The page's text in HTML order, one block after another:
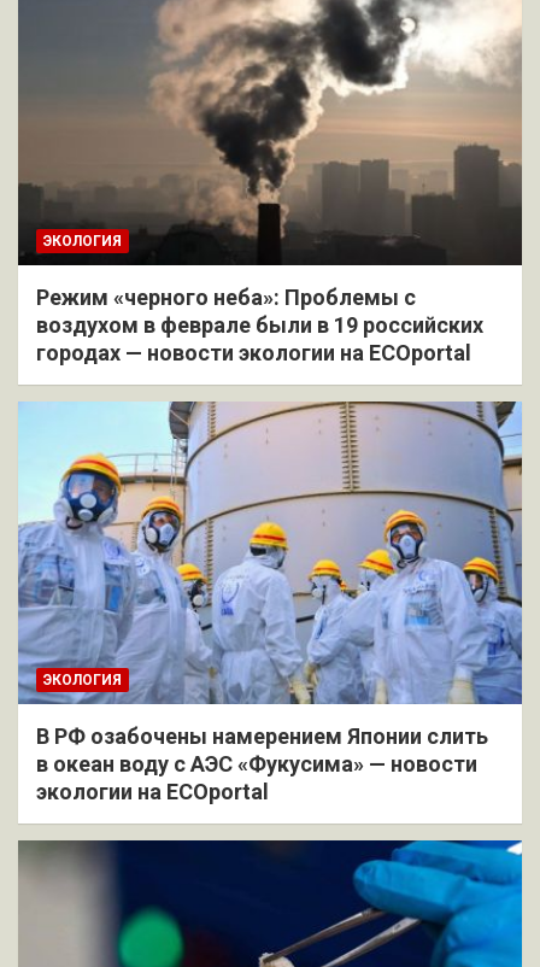
ЭКОЛОГИЯ
Режим «черного неба»: Проблемы с
воздухом в феврале были в 19 российских
городах — новости экологии на ECOportal
ЭКОЛОГИЯ
В РФ озабочены намерением Японии слить
в океан воду с АЭС «Фукусима» — новости
экологии на ECOportal